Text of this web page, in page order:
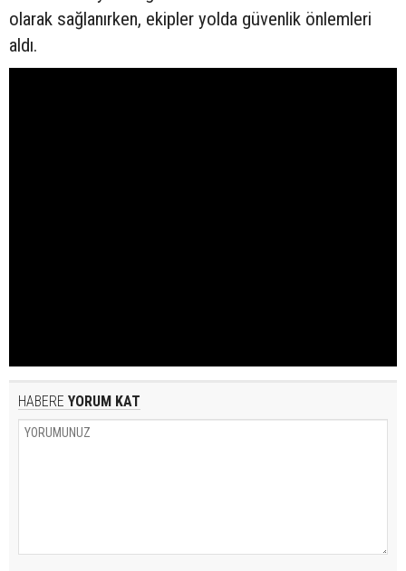
olarak sağlanırken, ekipler yolda güvenlik önlemleri
aldı.
HABERE YORUM KAT